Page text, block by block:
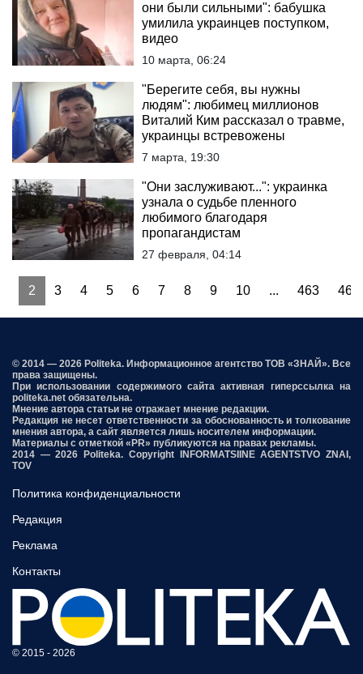
они были сильными": бабушка
умилила украинцев поступком,
видео
10 марта, 06:24
"Берегите себя, вы нужны
людям": любимец миллионов
Виталий Ким рассказал о травме,
украинцы встревожены
7 марта, 19:30
"Они заслуживают...": украинка
узнала о судьбе пленного
любимого благодаря
пропагандистам
27 февраля, 04:14
2 3 4 5 6 7 8 9 10 ... 463 464
© 2014 — 2026 Politeka. Информационное агентство ТОВ «ЗНАЙ». Все
права защищены.
При использовании содержимого сайта активная гиперссылка на
politeka.net обязательна.
Мнение автора статьи не отражает мнение редакции.
Редакция не несет ответственности за обоснованность и толкование
мнения автора, а сайт является лишь носителем информации.
Материалы с отметкой «PR» публикуются на правах рекламы.
2014 — 2026 Politeka. Copyright INFORMATSIINE AGENTSTVO ZNAI,
TOV
Политика конфиденциальности
Редакция
Реклама
Контакты
© 2015 - 2026